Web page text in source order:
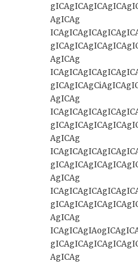
AgICAg
AgICAg
AgICAg
AgICAg
AgICAg
AgICAg
AgICAg